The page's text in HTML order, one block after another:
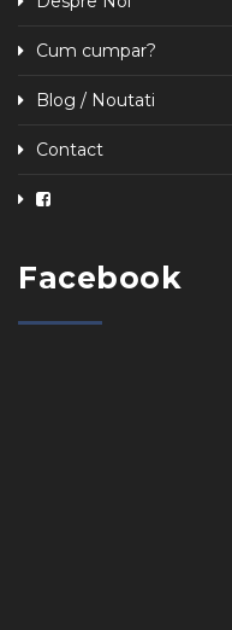
Cum cumpar?
Blog / Noutati
Contact
Facebook